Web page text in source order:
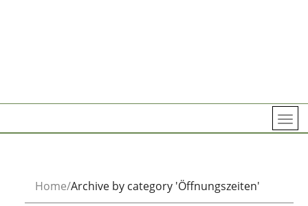
Home Archive by category 'Öffnungszeiten'